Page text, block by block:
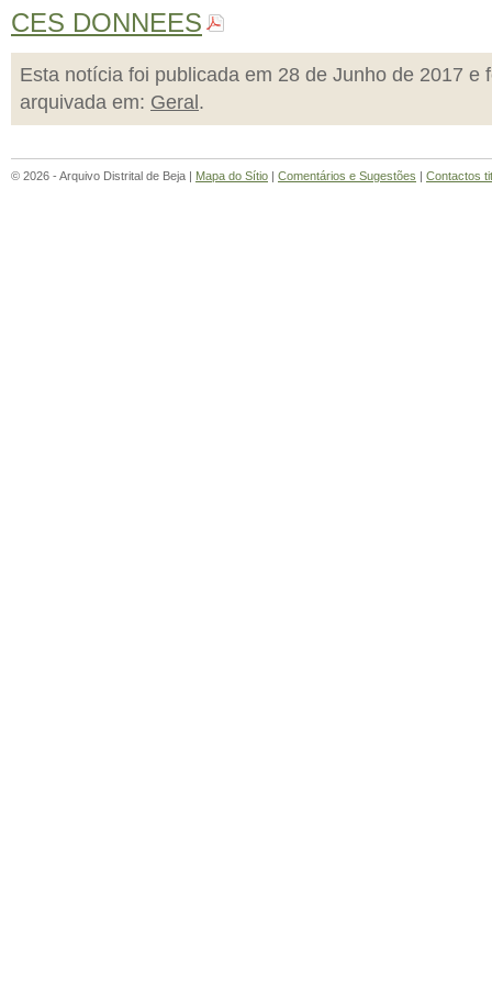
CES DONNEES
Esta notícia foi publicada em 28 de Junho de 2017 e
arquivada em: Geral .
© 2026 - Arquivo Distrital de Beja | Mapa do Sítio | Comentários e Sugestões | Contactos